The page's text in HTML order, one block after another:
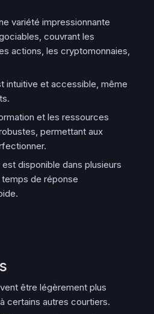
variété impressionnante
couvrant les
actions, les cryptomonnaies,
intuitive et accessible, même
et les ressources
permettant aux
disponible dans plusieurs
de réponse
être légèrement plus
certains autres courtiers.